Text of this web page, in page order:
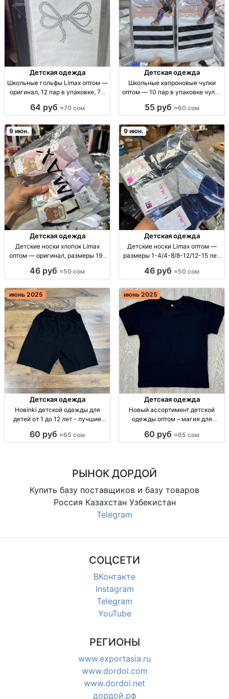
Детская одежда
Школьные гольфы Limax оптом —
оригинал, 12 пар в упаковке, 70
(оригинал), размер стандарт, 12
носки, базова
64 руб ≈70 сом
Детская одежда
Школьные капроновые чулки
оптом — 10 пар в упаковке чулки
капрон/нейлон, фас. 10 шт/упак,
55 руб ≈60 сом
9 июн.
Детская одежда
Детские носки хлопок Limax
оптом — оригинал, размеры 19–
опт, хлопок, оригинал Limax, 12
28-31
46 руб ≈50 сом
9 июн.
Детская одежда
Детские носки Limax оптом —
размеры 1-4/4-8/8-12/12-15 лет,
Limax, опт; разм.: 1-4/4-8/8-
повседневные, школьные
46 руб ≈50 сом
июнь 2025
Детская одежда
Новinki детской одежды для
детей от 1 до 12 лет - лучшие
детской одежды 1-12 лет: 65 сом,
60 руб ≈65 сом
июнь 2025
Детская одежда
Новый ассортимент детской
одежды оптом – магия для
одежды – 1-4г 65сом, 5-8г
60 руб ≈65 сом
РЫНОК ДОРДОЙ
Купить базу поставщиков и базу товаров
Россия Казахстан Узбекистан
Telegram
СОЦСЕТИ
ВКонтакте
Instagram
Telegram
YouTube
РЕГИОНЫ
www.exportasia.ru
www.dordoi.com
www.dordoi.net
дордой.рф